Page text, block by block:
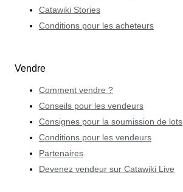
Catawiki Stories
Conditions pour les acheteurs
Vendre
Comment vendre ?
Conseils pour les vendeurs
Consignes pour la soumission de lots
Conditions pour les vendeurs
Partenaires
Devenez vendeur sur Catawiki Live